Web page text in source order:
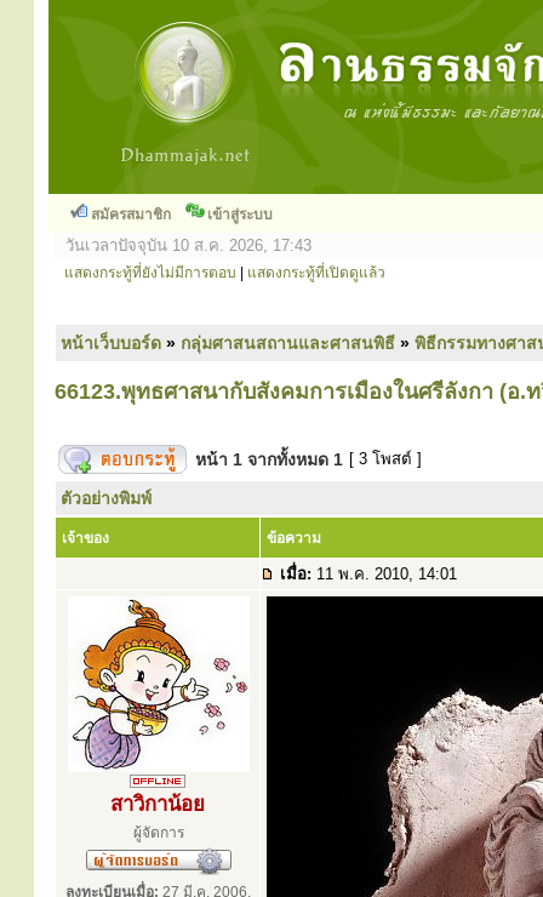
สมัครสมาชิก เข้าสู่ระบบ
วันเวลาปัจจุบัน 10 ส.ค. 2026, 17:43
แสดงกระทู้ที่ยังไม่มีการตอบ แสดงกระทู้ที่เปิดดูแล้ว
หน้าเว็บบอร์ด » กลุ่มศาสนสถานและศาสนพิธี » พิธีกรรมทางศา
66123.พุทธศาสนากับสังคมการเมืองในศรีลังกา (อ.
หน้า 1 จากทั้งหมด 1 [ 3 โพสต์ ]
ตัวอย่างพิมพ์
เจ้าของ ข้อความ
เมื่อ: 11 พ.ค. 2010, 14:01
สาวิกาน้อย
ผู้จัดการ
ลงทะเบียนเมื่อ: 27 มี.ค. 2006,